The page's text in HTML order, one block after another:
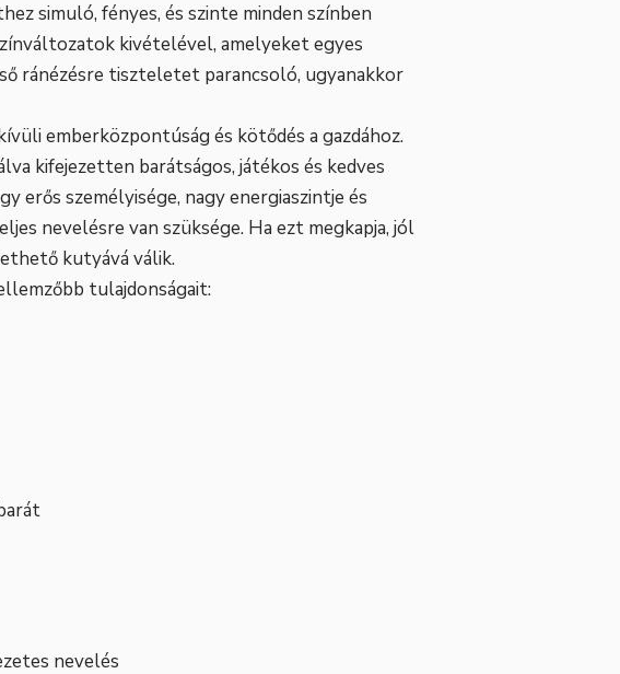
simuló, fényes, és szinte minden színben
kivételével, amelyeket egyes
ránézésre tiszteletet parancsoló, ugyanakkor
emberközpontúság és kötődés a gazdához.
kifejezetten barátságos, játékos és kedves
erős személyisége, nagy energiaszintje és
nevelésre van szüksége. Ha ezt megkapja, jól
kutyává válik.
tulajdonságait:
nevelés